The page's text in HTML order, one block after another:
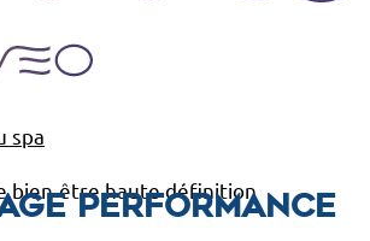
spa
bien-être haute définition
Performance